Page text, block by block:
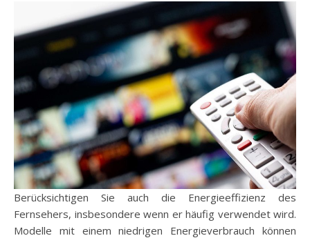
Berücksichtigen Sie auch die Energieeffizienz des
Fernsehers, insbesondere wenn er häufig verwendet wird.
Modelle mit einem niedrigen Energieverbrauch können